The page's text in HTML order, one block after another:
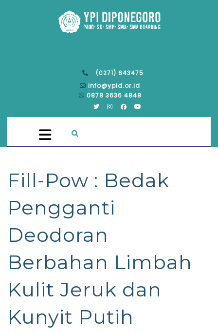
(0271) 643475
info@ypid.or.id
0878 3636 4848
Fill-Pow : Bedak
Pengganti
Deodoran
Berbahan Limbah
Kulit Jeruk dan
Kunyit Putih